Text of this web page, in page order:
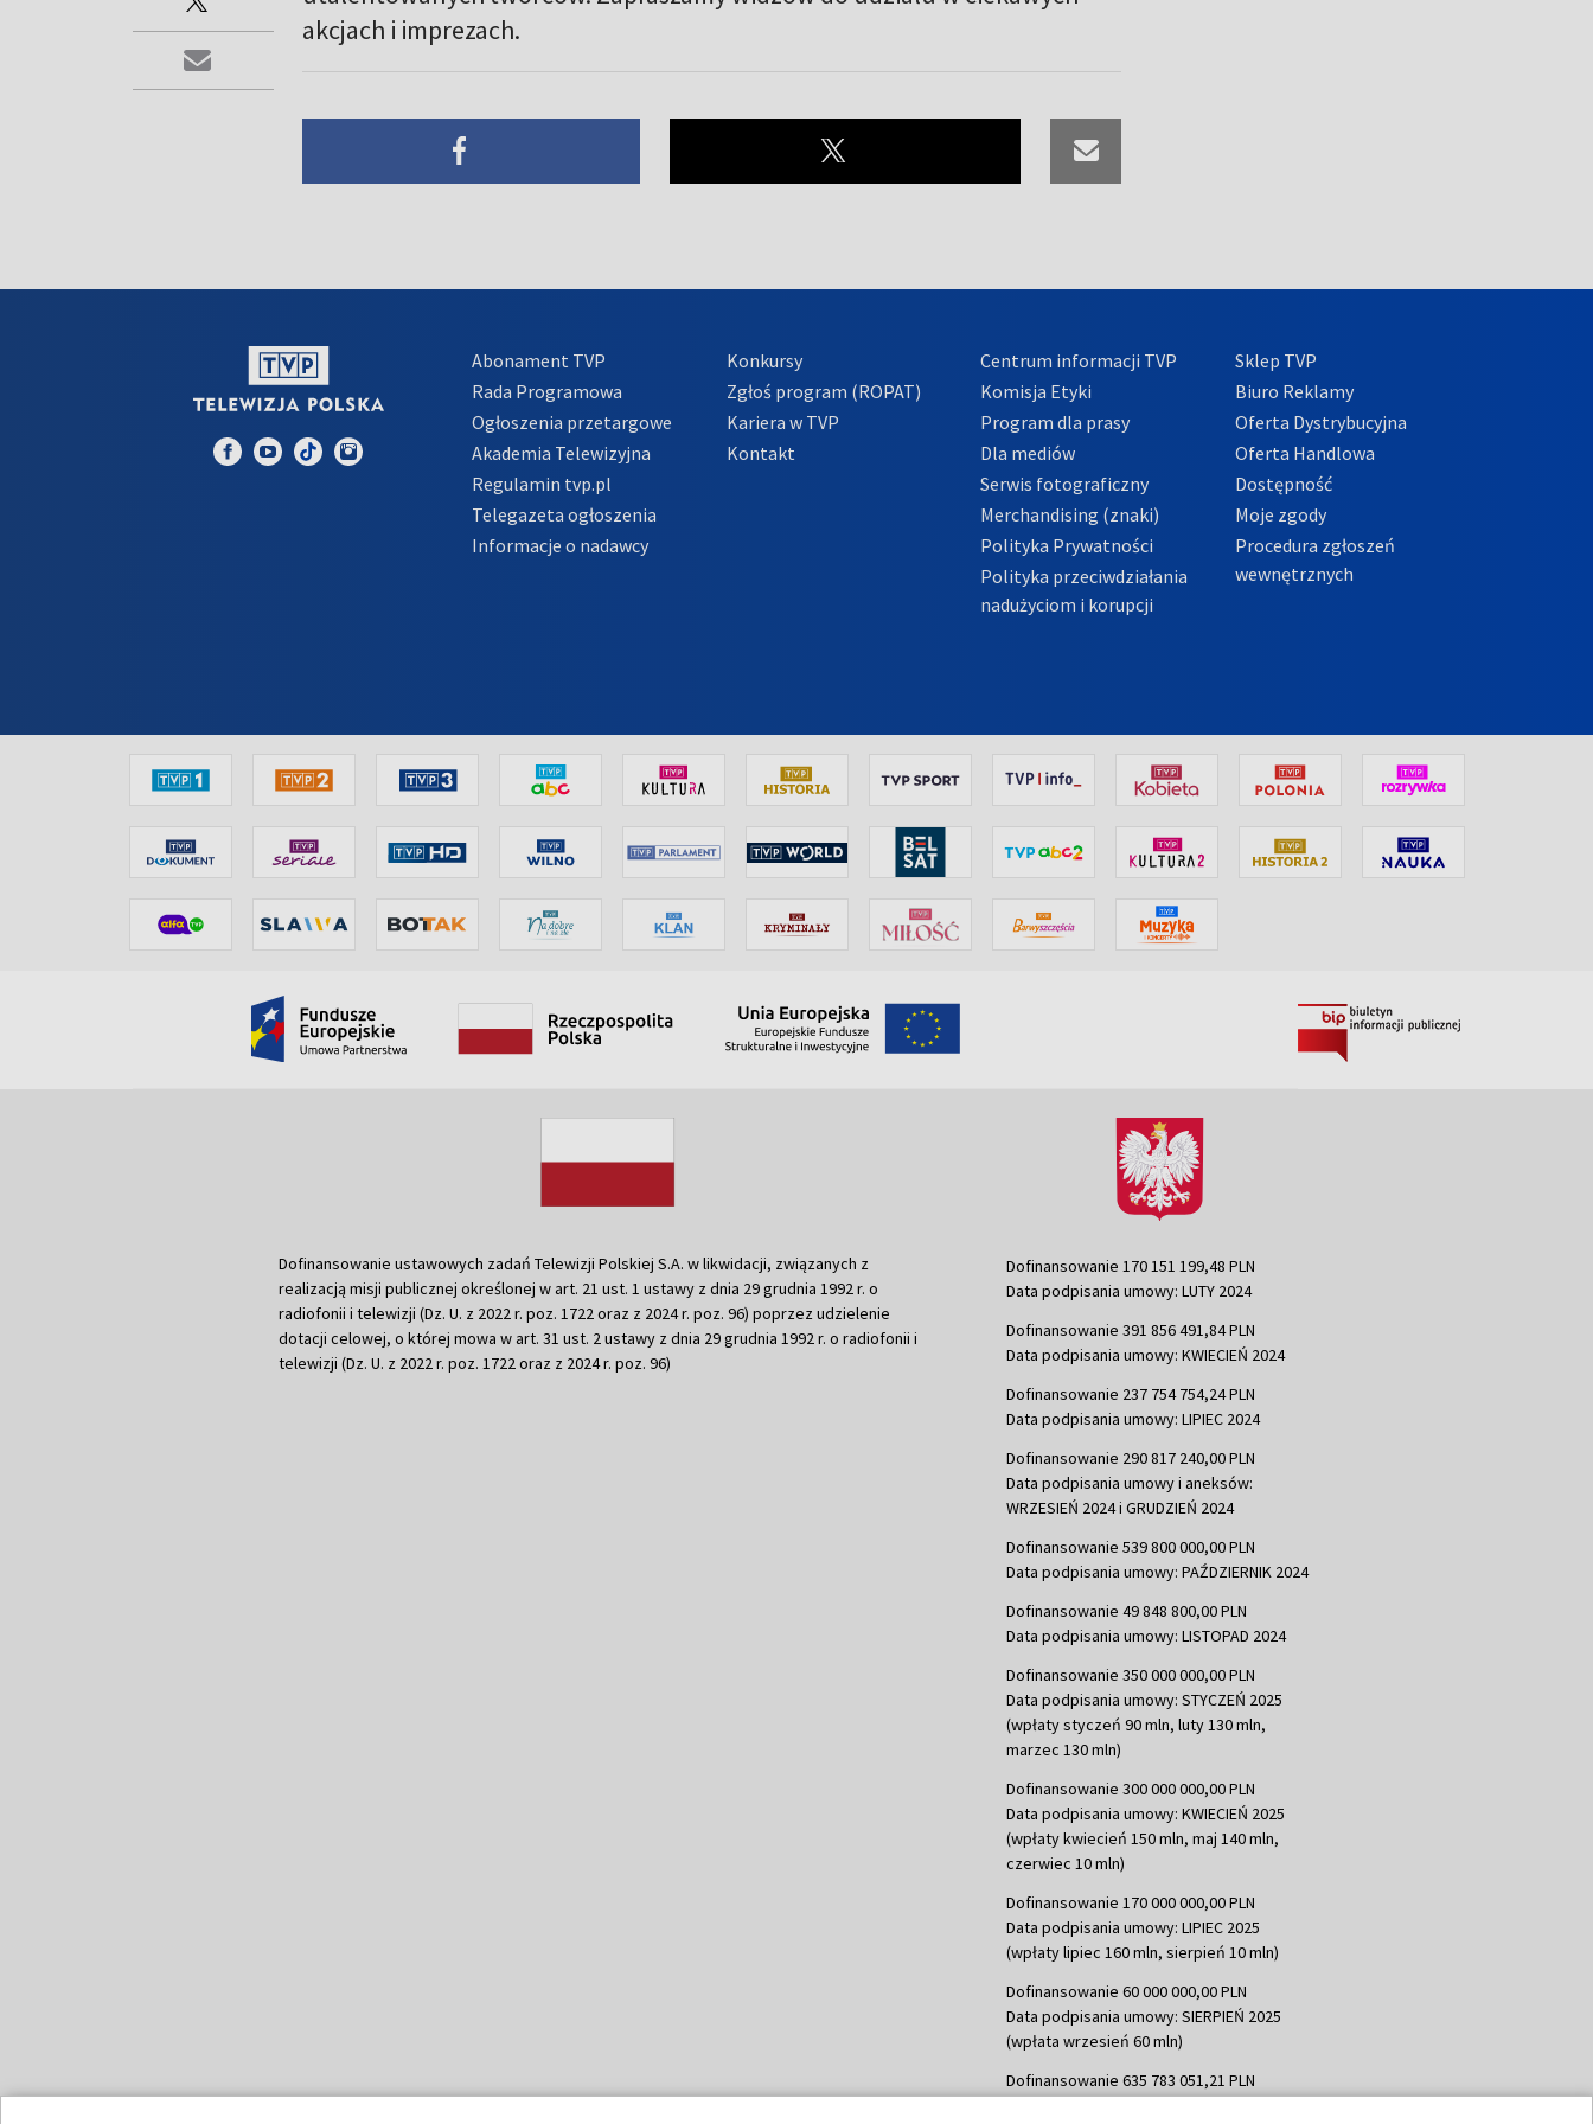
akcjach i imprezach.
Abonament TVP
Rada Programowa
Ogłoszenia przetargowe
Akademia Telewizyjna
Regulamin tvp.pl
Telegazeta ogłoszenia
Informacje o nadawcy
Konkursy
Zgłoś program (ROPAT)
Kariera w TVP
Kontakt
Centrum informacji TVP
Komisja Etyki
Program dla prasy
Dla mediów
Serwis fotograficzny
Merchandising (znaki)
Polityka Prywatności
Polityka przeciwdziałania
nadużyciom i korupcji
Sklep TVP
Biuro Reklamy
Oferta Dystrybucyjna
Oferta Handlowa
Dostępność
Moje zgody
Procedura zgłoszeń
wewnętrznych
Dofinansowanie ustawowych zadań Telewizji Polskiej S.A. w likwidacji, związanych z
realizacją misji publicznej określonej w art. 21 ust. 1 ustawy z dnia 29 grudnia 1992 r. o
radiofonii i telewizji (Dz. U. z 2022 r. poz. 1722 oraz z 2024 r. poz. 96) poprzez udzielenie
dotacji celowej, o której mowa w art. 31 ust. 2 ustawy z dnia 29 grudnia 1992 r. o radiofonii i
telewizji (Dz. U. z 2022 r. poz. 1722 oraz z 2024 r. poz. 96)
Dofinansowanie 170 151 199,48 PLN
Data podpisania umowy: LUTY 2024
Dofinansowanie 391 856 491,84 PLN
Data podpisania umowy: KWIECIEŃ 2024
Dofinansowanie 237 754 754,24 PLN
Data podpisania umowy: LIPIEC 2024
Dofinansowanie 290 817 240,00 PLN
Data podpisania umowy i aneksów:
WRZESIEŃ 2024 i GRUDZIEŃ 2024
Dofinansowanie 539 800 000,00 PLN
Data podpisania umowy: PAŹDZIERNIK 2024
Dofinansowanie 49 848 800,00 PLN
Data podpisania umowy: LISTOPAD 2024
Dofinansowanie 350 000 000,00 PLN
Data podpisania umowy: STYCZEŃ 2025
(wpłaty styczeń 90 mln, luty 130 mln,
marzec 130 mln)
Dofinansowanie 300 000 000,00 PLN
Data podpisania umowy: KWIECIEŃ 2025
(wpłaty kwiecień 150 mln, maj 140 mln,
czerwiec 10 mln)
Dofinansowanie 170 000 000,00 PLN
Data podpisania umowy: LIPIEC 2025
(wpłaty lipiec 160 mln, sierpień 10 mln)
Dofinansowanie 60 000 000,00 PLN
Data podpisania umowy: SIERPIEŃ 2025
(wpłata wrzesień 60 mln)
Dofinansowanie 635 783 051,21 PLN